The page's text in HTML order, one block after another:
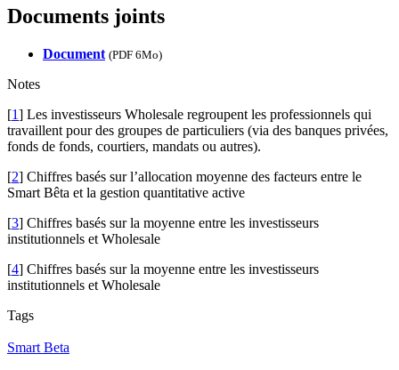
Documents joints
Document (PDF 6Mo)
Notes
[1] Les investisseurs Wholesale regroupent les professionnels qui
travaillent pour des groupes de particuliers (via des banques privées,
fonds de fonds, courtiers, mandats ou autres).
[2] Chiffres basés sur l’allocation moyenne des facteurs entre le
Smart Bêta et la gestion quantitative active
[3] Chiffres basés sur la moyenne entre les investisseurs
institutionnels et Wholesale
[4] Chiffres basés sur la moyenne entre les investisseurs
institutionnels et Wholesale
Tags
Smart Beta